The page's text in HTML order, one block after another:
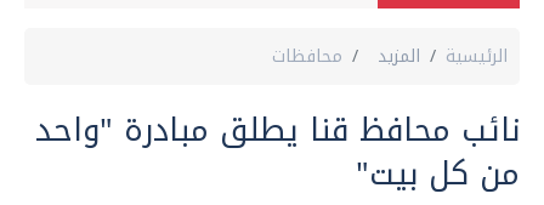
الرئيسية المزيد محافظات
نائب محافظ قنا يطلق مبادرة "واحد
من كل بيت"